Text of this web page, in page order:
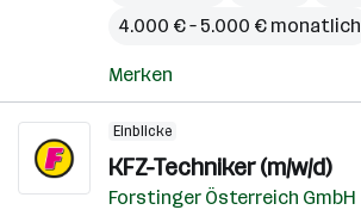
4.000 € – 5.000 € monatlich
Merken
Einblicke
KFZ-Techniker (m/w/d)
Forstinger Österreich GmbH